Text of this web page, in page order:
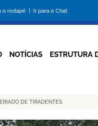
o rodapé | Ir para o Chat
NOTÍCIAS ESTRUTURA
DE TIRADENTES